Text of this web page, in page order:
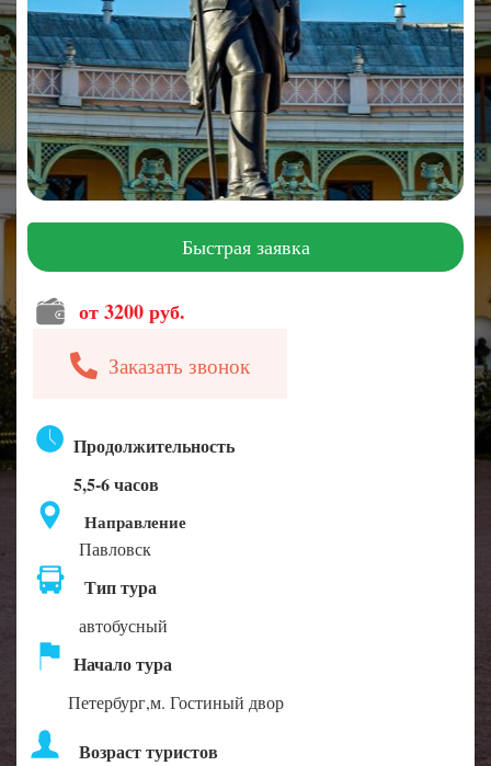
Быстрая заявка
от 3200 руб.
Заказать звонок
Продолжительность
5,5-6 часов
Направление
Павловск
Тип тура
автобусный
Начало тура
Петербург,м. Гостиный двор
Возраст туристов